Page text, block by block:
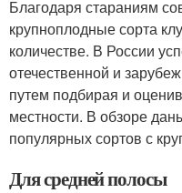
Благодаря стараниям
крупноплодные сорта
количестве. В России
отечественной и
путем подбирая и
местности. В обзоре
популярных сортов с
Для средней полосы